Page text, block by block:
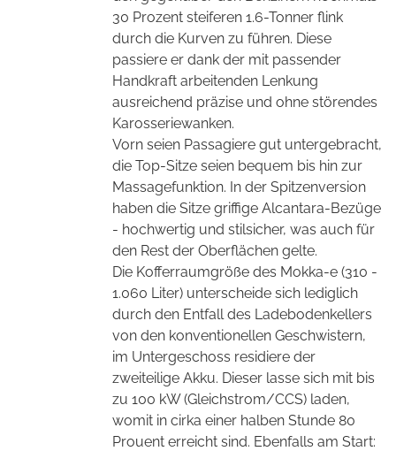
30 Prozent steiferen 1.6-Tonner flink
durch die Kurven zu führen. Diese
passiere er dank der mit passender
Handkraft arbeitenden Lenkung
ausreichend präzise und ohne störendes
Karosseriewanken.
Vorn seien Passagiere gut untergebracht,
die Top-Sitze seien bequem bis hin zur
Massagefunktion. In der Spitzenversion
haben die Sitze griffige Alcantara-Bezüge
- hochwertig und stilsicher, was auch für
den Rest der Oberflächen gelte.
Die Kofferraumgröße des Mokka-e (310 -
1.060 Liter) unterscheide sich lediglich
durch den Entfall des Ladebodenkellers
von den konventionellen Geschwistern,
im Untergeschoss residiere der
zweiteilige Akku. Dieser lasse sich mit bis
zu 100 kW (Gleichstrom/CCS) laden,
womit in cirka einer halben Stunde 80
Prouent erreicht sind. Ebenfalls am Start: